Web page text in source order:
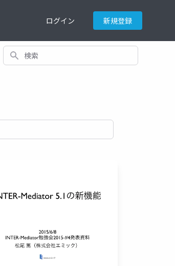
ログイン 新規登録
検索